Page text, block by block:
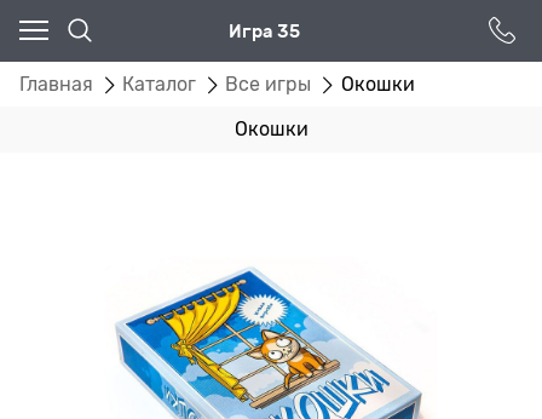
Игра 35
Главная Каталог Все игры Окошки
Окошки